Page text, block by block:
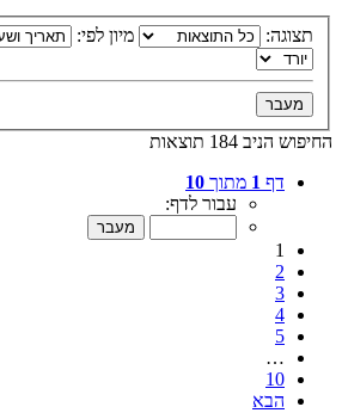
תצוגה: מיון לפי:
החיפוש הניב 184 תוצאות
דף 1 מתוך 10
עבור לדף:
1
2
3
4
5
…
10
הבא